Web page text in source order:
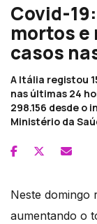
Covid-
mortos e
casos
A Itália registou
nas últimas 24
298.156 desde o
Ministério da
Neste domingo
aumentando o